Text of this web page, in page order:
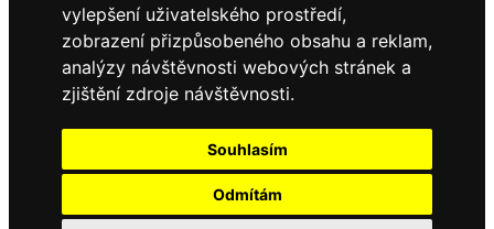
vylepšení uživatelského prostředí,
zobrazení přizpůsobeného obsahu a reklam,
analýzy návštěvnosti webových stránek a
zjištění zdroje návštěvnosti.
Souhlasím
Odmítám